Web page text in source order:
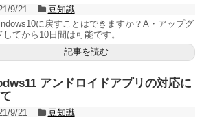
9/21
豆知識
に戻すことはできますか？A・アップグ
してから10日間は可能です。
記事を読む
アンドロイドアプリの対応に
9/21
豆知識